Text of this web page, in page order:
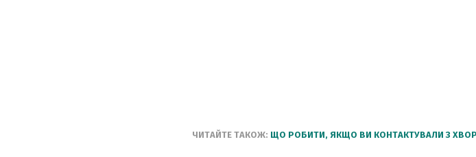
ЧИТАЙТЕ ТАКОЖ: ЩО РОБИТИ, ЯКЩО ВИ КОНТАКТУВАЛИ З